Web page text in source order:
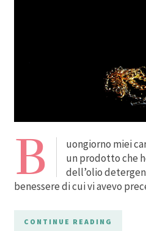
B
uongiorno miei
un prodotto che
dell’olio
benessere di cui vi avevo
CONTINUE READING